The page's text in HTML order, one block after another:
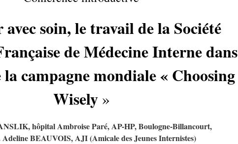
soin, le travail de la Société
de Médecine Interne dans
campagne mondiale « Choosing
Wisely»
hôpital Ambroise Paré, AP-HP, Boulogne-Billancourt,
Adeline BEAUVOIS, AJI (Amicale des Jeunes Internistes)